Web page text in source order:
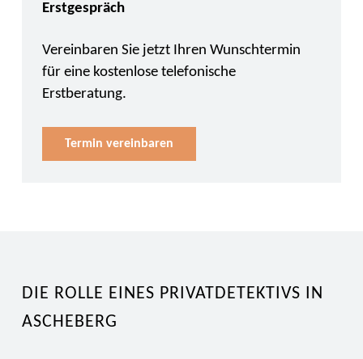
Erstgespräch
Vereinbaren Sie jetzt Ihren Wunschtermin
für eine kostenlose telefonische
Erstberatung.
Termin vereinbaren
DIE ROLLE EINES PRIVATDETEKTIVS IN
ASCHEBERG